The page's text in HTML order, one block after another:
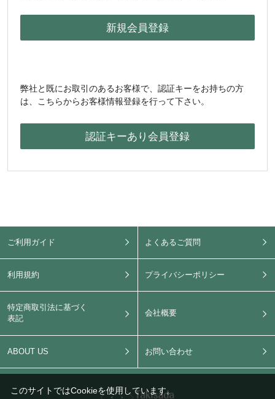
弊社と既にお取引のあるお客様で、認証キーをお持ちの方
は、こちらからお客様情報登録を行って下さい。
ご利用ガイド よくあるご質問
利用規約 プライバシーポリシー
特定商取引法に基づく
表記
会社概要
ABOUT US お問い合わせ
このサイトではCookieを使用しています。